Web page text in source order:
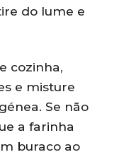
do lume e
cozinha,
e misture
Se não
a farinha
buraco ao